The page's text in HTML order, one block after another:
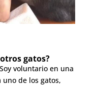
gatos?
voluntario en una
uno de los gatos,